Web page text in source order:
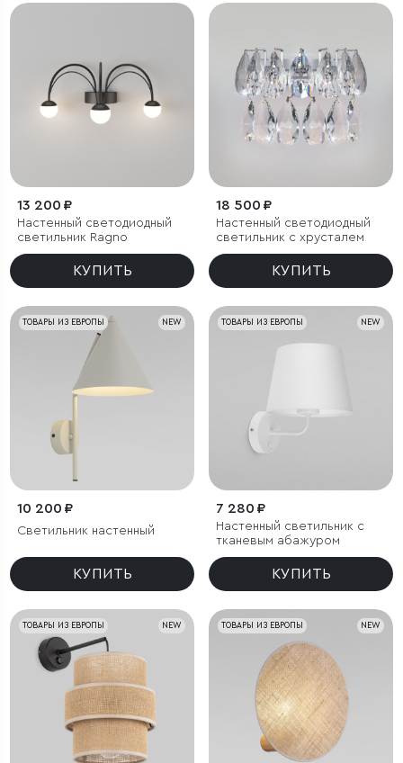
13 200 ₽
Настенный светодиодный
светильник Ragno
КУПИТЬ
18 500 ₽
Настенный светодиодный
светильник с хрусталем
КУПИТЬ
NEW
ТОВАРЫ ИЗ ЕВРОПЫ
10 200 ₽
Светильник настенный
КУПИТЬ
NEW
ТОВАРЫ ИЗ ЕВРОПЫ
7 280 ₽
Настенный светильник с
тканевым абажуром
КУПИТЬ
NEW
ТОВАРЫ ИЗ ЕВРОПЫ NEW
ТОВАРЫ ИЗ ЕВРОПЫ